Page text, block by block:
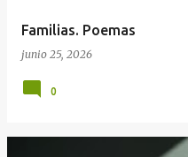
Familias. Poemas
junio 25, 2026
0